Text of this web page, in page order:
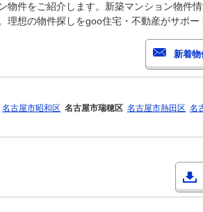
件をご紹介します。新築マンション物件
想の物件探しをgoo住宅・不動産がサポー
名古屋市昭和区 名古屋市瑞穂区 名古屋市熱田区 名